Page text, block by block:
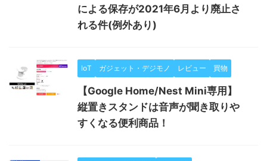
による保存が2021年6月より廃止さ
れる件(例外あり)
IoT ガジェット・デジモノ レビュー 買物
【Google Home/Nest Mini専用】
縦置きスタンドは音声が聞き取りや
すくなる便利商品！